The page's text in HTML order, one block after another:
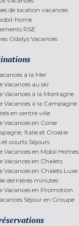
de location vacances
home
RSE
Odalys Vacances
à la Mer
Vacances au ski
Vacances à la Montagne
Vacances à la Campagne
en centre ville
Vacances en Corse
Italie et Croatie
et courts Séjours
Vacances en Mobil Homes
Vacances en Chalets
Vacances en Chalets Luxe
dernières minutes
Vacances en Promotion
Séjour en Groupe